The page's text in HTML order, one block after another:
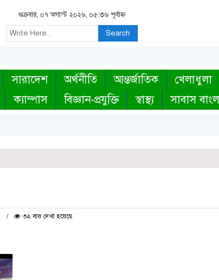
শুক্রবার, ০৭ অগাস্ট ২০২৬, ০৫:৩৬ পূর্বাহ্ন
Search
সারাদেশ অর্থনীতি আন্তর্জাতিক খেলাধুলা
ক্যাম্পাস বিজ্ঞান-প্রযুক্তি স্বাস্থ্য সাবাস
৩২ বার দেখা হয়েছে